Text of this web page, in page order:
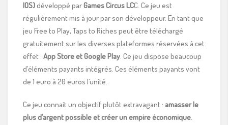
IOS)développé parGames Circus LCC. Ce jeu est
régulièrement mis à jour par son développeur. En tant que
jeu Free to Play, Taps to Riches peut être téléchargé
gratuitement sur les diverses plateformes réservées à cet
effet : App Store et Google Play. Ce jeu dispose beaucoup
d’éléments payants intégrés. Ces éléments payants vont
de 1 euro à 20 euros l’unité.
Ce jeu connait un objectif plutôt extravagant : amasser le
plus d’argent possible et créer un empire économique.